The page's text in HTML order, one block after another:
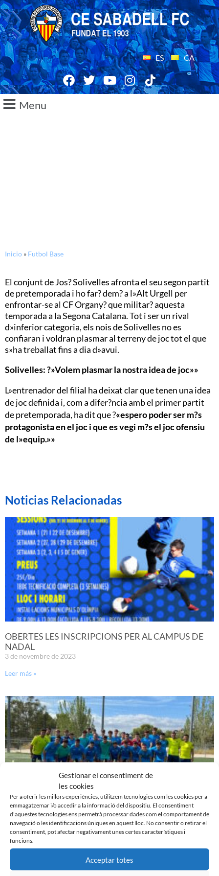
Gestionar el consentiment de
les cookies
Per a oferir les millors experiències, utilitzem tecnologies com les cookies per a
emmagatzemar i/o accedir a la informació del dispositiu. El consentiment
d'aquestes tecnologies ens permetrà processar dades com el comportament de
navegació o les identificacions úniques en aquest lloc. No consentir o retirar el
consentiment, pot afectar negativament unes certes característiques i
funcions.
Acceptar totes
ES CA
Menu
Inicio » Futbol Base
El conjunt de Jos? Solivelles afronta el seu segon partit
de pretemporada i ho far? dem? a l»Alt Urgell per
enfrontar-se al CF Organy? que militar? aquesta
temporada a la Segona Catalana. Tot i ser un rival
d»inferior categoria, els nois de Solivelles no es
confiaran i voldran plasmar al terreny de joc tot el que
s»ha treballat fins a dia d»avui.
Solivelles: ?»Volem plasmar la nostra idea de joc»»
L»entrenador del filial ha deixat clar que tenen una idea
de joc definida i, com a difer?ncia amb el primer partit
de pretemporada, ha dit que ?«espero poder ser m?s
protagonista en el joc i que es vegi m?s el joc ofensiu
de l»equip.»»
Noticias Relacionadas
OBERTES LES INSCRIPCIONS PER AL CAMPUS DE
NADAL
3 de novembre de 2023
Leer más »
EN MARXA LA PRETEMPORADA DEL FILIAL
7 d'agost de 2023
Leer más »